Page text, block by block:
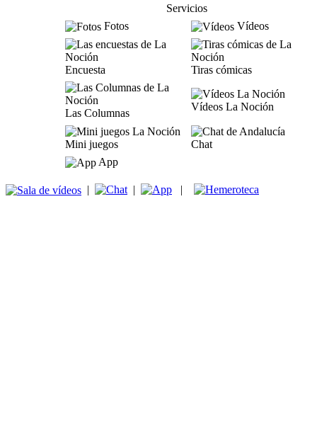
Servicios
Fotos
Vídeos
Encuesta Tiras cómicas
Las Columnas
Vídeos La Noción
Mini juegos
Chat
App
| | |